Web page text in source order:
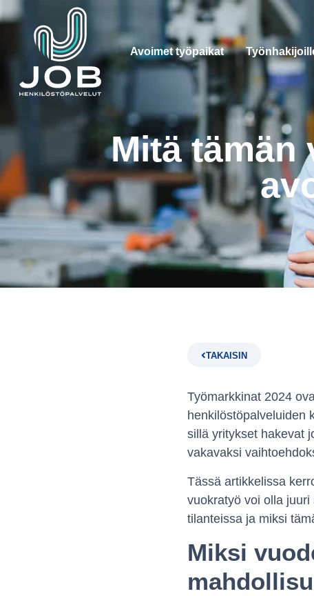
Avoimet työpaikat
Mitä tämän
TAKAISIN
Työmarkkinat 2024
henkilöstöpalveluiden
sillä yritykset hakevat
vakavaksi
Tässä artikkelissa
vuokratyö voi olla
tilanteissa ja miksi
Miksi